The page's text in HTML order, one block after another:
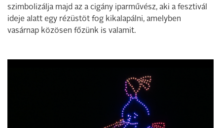
szimbolizálja majd az a cigány iparművész, aki a fesztivál
ideje alatt egy rézüstöt fog kikalapálni, amelyben
vasárnap közösen főzünk is valamit.